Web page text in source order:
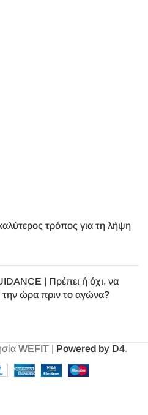
τρόπος για τη λήψη
| Πρέπει ή όχι, να
ώρα πριν το αγώνα?
WEFIT| Powered by D4.